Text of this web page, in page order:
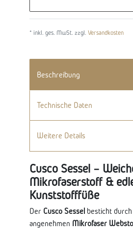
* inkl. ges. MwSt. zzgl. Versandkosten
Beschreibung
Technische Daten
Weitere Details
Cusco Sessel –
Mikrofaserstoff &
Kunststofffüße
Der Cusco Sesselbesticht durch
angenehmen Mikrofaser